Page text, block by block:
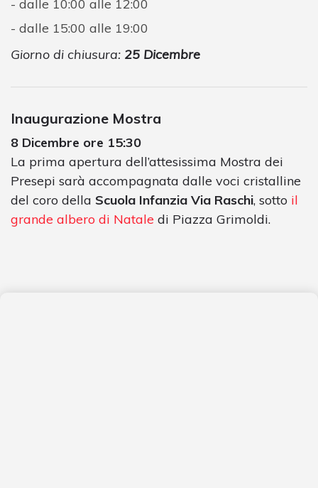
dalle 10:00 alle 12:00
dalle 15:00 alle 19:00
Giorno di chiusura: 25 Dicembre
Inaugurazione Mostra
8 Dicembre ore 15:30
La prima apertura dell’attesissima Mostra dei
Presepi sarà accompagnata dalle voci cristalline
del coro della Scuola Infanzia Via Raschi, sotto il
grande albero di Natale di Piazza Grimoldi.